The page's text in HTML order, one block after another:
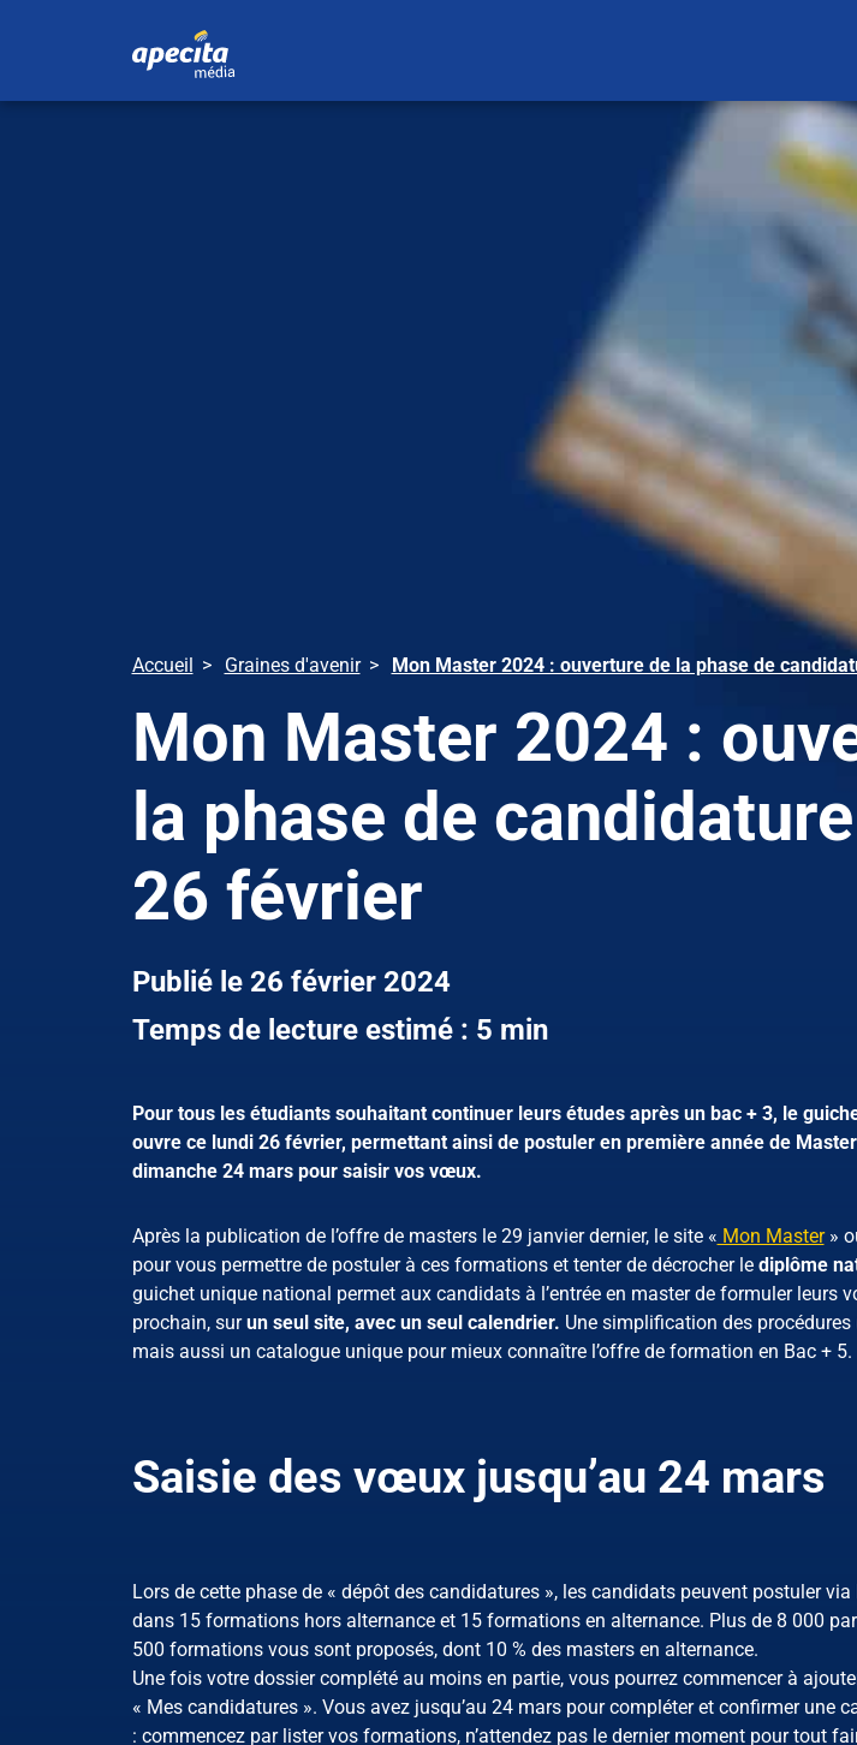
Accueil Graines d'avenir Mon Master 2024 : ouverture de la phase de
Mon Master 2024 :
la phase de
26 février
Publié le 26 février 2024
Temps de lecture estimé : 5 min
Pour tous les étudiants souhaitant continuer leurs études après un bac + 3, le
ouvre ce lundi 26 février, permettant ainsi de postuler en première année de
dimanche 24 mars pour saisir vos vœux.
Après la publication de l’offre de masters le 29 janvier dernier, le site « Mon Master»
pour vous permettre de postuler à ces formations et tenter de décrocher le diplôme
guichet unique national permet aux candidats à l’entrée en master de formuler leurs
prochain, surun seul site, avec un seul calendrier. Une simplification des
mais aussi un catalogue unique pour mieux connaître l’offre de formation en Bac + 5.
Saisie des vœux jusqu’au 24 mars
Lors de cette phase de « dépôt des candidatures », les candidats peuvent postuler
dans 15 formations hors alternance et 15 formations en alternance. Plus de 8 000
500 formations vous sont proposés, dont 10 % des masters en alternance.
Une fois votre dossier complété au moins en partie, vous pourrez commencer à
« Mes candidatures ». Vous avez jusqu’au 24 mars pour compléter et confirmer une
: commencez par lister vos formations, n’attendez pas le dernier moment pour tout